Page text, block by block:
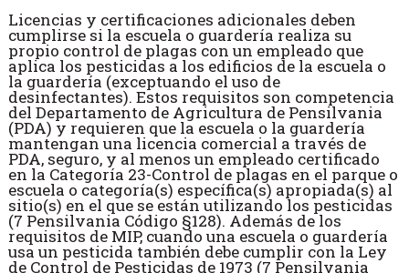
Licencias y certificaciones adicionales deben
cumplirse si la escuela o guardería realiza su
propio control de plagas con un empleado que
aplica los pesticidas a los edificios de la escuela o
la guardería (exceptuando el uso de
desinfectantes). Estos requisitos son competencia
del Departamento de Agricultura de Pensilvania
(PDA) y requieren que la escuela o la guardería
mantengan una licencia comercial a través de
PDA, seguro, y al menos un empleado certificado
en la Categoría 23-Control de plagas en el parque o
escuela o categoría(s) específica(s) apropiada(s) al
sitio(s) en el que se están utilizando los pesticidas
(7 Pensilvania Código §128). Además de los
requisitos de MIP, cuando una escuela o guardería
usa un pesticida también debe cumplir con la Ley
de Control de Pesticidas de 1973 (7 Pensilvania